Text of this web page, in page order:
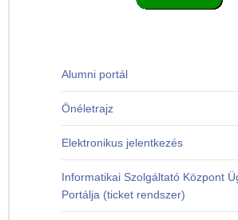
Alumni portál
Önéletrajz
Elektronikus jelentkezés
Informatikai Szolgáltató Központ
Portálja (ticket rendszer)